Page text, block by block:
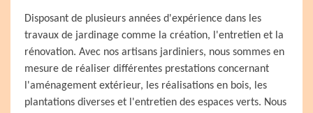
Disposant de plusieurs années d'expérience dans les
travaux de jardinage comme la création, l'entretien et la
rénovation. Avec nos artisans jardiniers, nous sommes en
mesure de réaliser différentes prestations concernant
l'aménagement extérieur, les réalisations en bois, les
plantations diverses et l'entretien des espaces verts. Nous